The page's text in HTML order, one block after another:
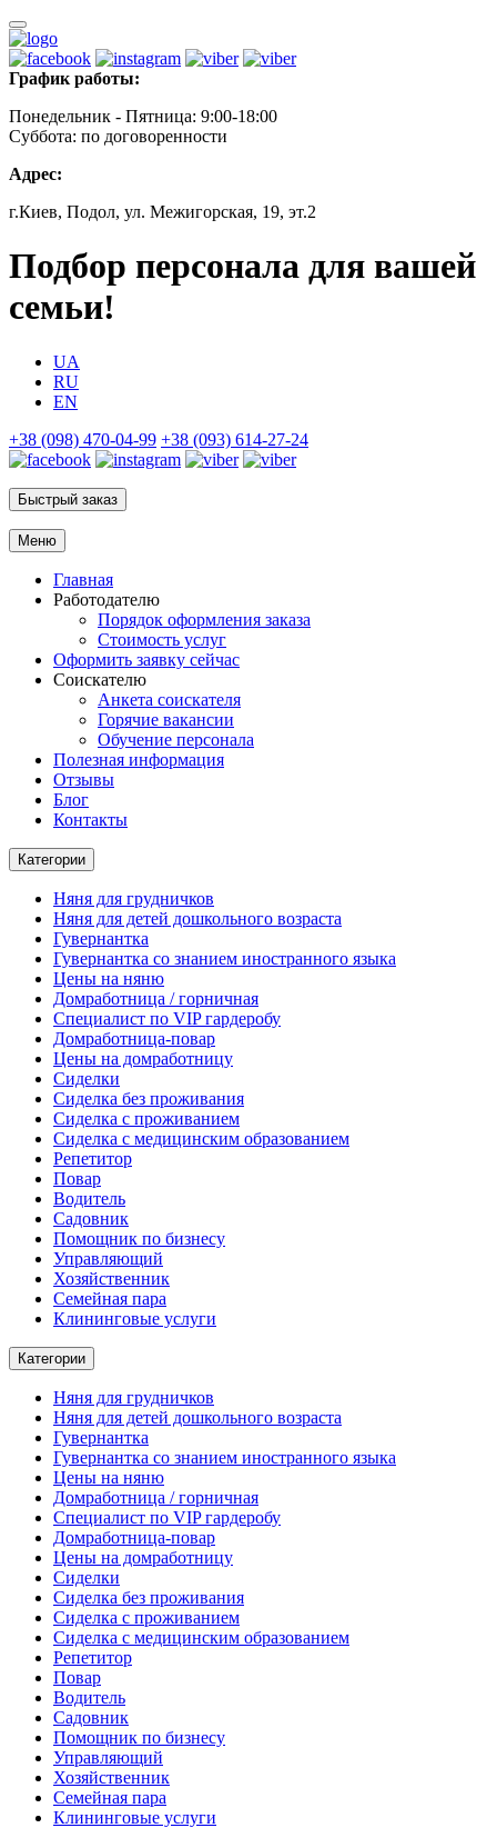
График работы:
Понедельник - Пятница: 9:00-18:00
Суббота: по договоренности
Адрес:
г.Киев, Подол, ул. Межигорская, 19, эт.2
Подбор персонала для вашей
семьи!
UA
RU
EN
+38 (098) 470-04-99 +38 (093) 614-27-24
Быстрый заказ
Меню
Главная
Работодателю
Порядок оформления заказа
Стоимость услуг
Оформить заявку сейчас
Соискателю
Анкета соискателя
Горячие вакансии
Обучение персонала
Полезная информация
Отзывы
Блог
Контакты
Категории
Няня для грудничков
Няня для детей дошкольного возраста
Гувернантка
Гувернантка со знанием иностранного языка
Цены на няню
Домработница / горничная
Cпециалист по VIP гардеробу
Домработница-повар
Цены на домработницу
Сиделки
Сиделка без проживания
Сиделка с проживанием
Сиделка с медицинским образованием
Репетитор
Повар
Водитель
Садовник
Помощник по бизнесу
Управляющий
Хозяйственник
Семейная пара
Клининговые услуги
Категории
Няня для грудничков
Няня для детей дошкольного возраста
Гувернантка
Гувернантка со знанием иностранного языка
Цены на няню
Домработница / горничная
Cпециалист по VIP гардеробу
Домработница-повар
Цены на домработницу
Сиделки
Сиделка без проживания
Сиделка с проживанием
Сиделка с медицинским образованием
Репетитор
Повар
Водитель
Садовник
Помощник по бизнесу
Управляющий
Хозяйственник
Семейная пара
Клининговые услуги